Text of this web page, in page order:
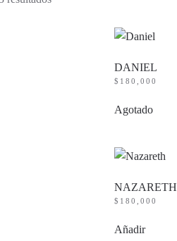
DANIEL
$ 180,000
Agotado
NAZARETH
$ 180,000
Añadir